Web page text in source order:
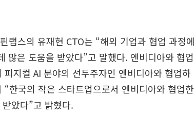
랩스의 유재현 CTO는 “해외 기업과 협업 과정에
많은 도움을 받았다”고 말했다. 엔비디아와 협업
지컬 AI 분야의 선두주자인 엔비디아와 협업하
한국의 작은 스타트업으로서 엔비디아와 협업한
았다”고 밝혔다.